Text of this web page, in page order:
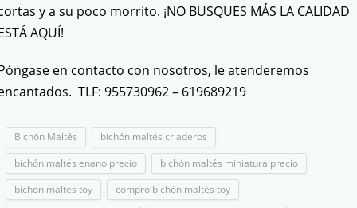
y a su poco morrito. ¡NO BUSQUES MÁS LA CALIDAD
AQUÍ!
en contacto con nosotros, le atenderemos
TLF: 955730962 – 619689219
Bichón Maltés
bichón maltés criaderos
bichón maltés enano precio
bichón maltés miniatura precio
bichon maltes toy
compro bichón maltés toy